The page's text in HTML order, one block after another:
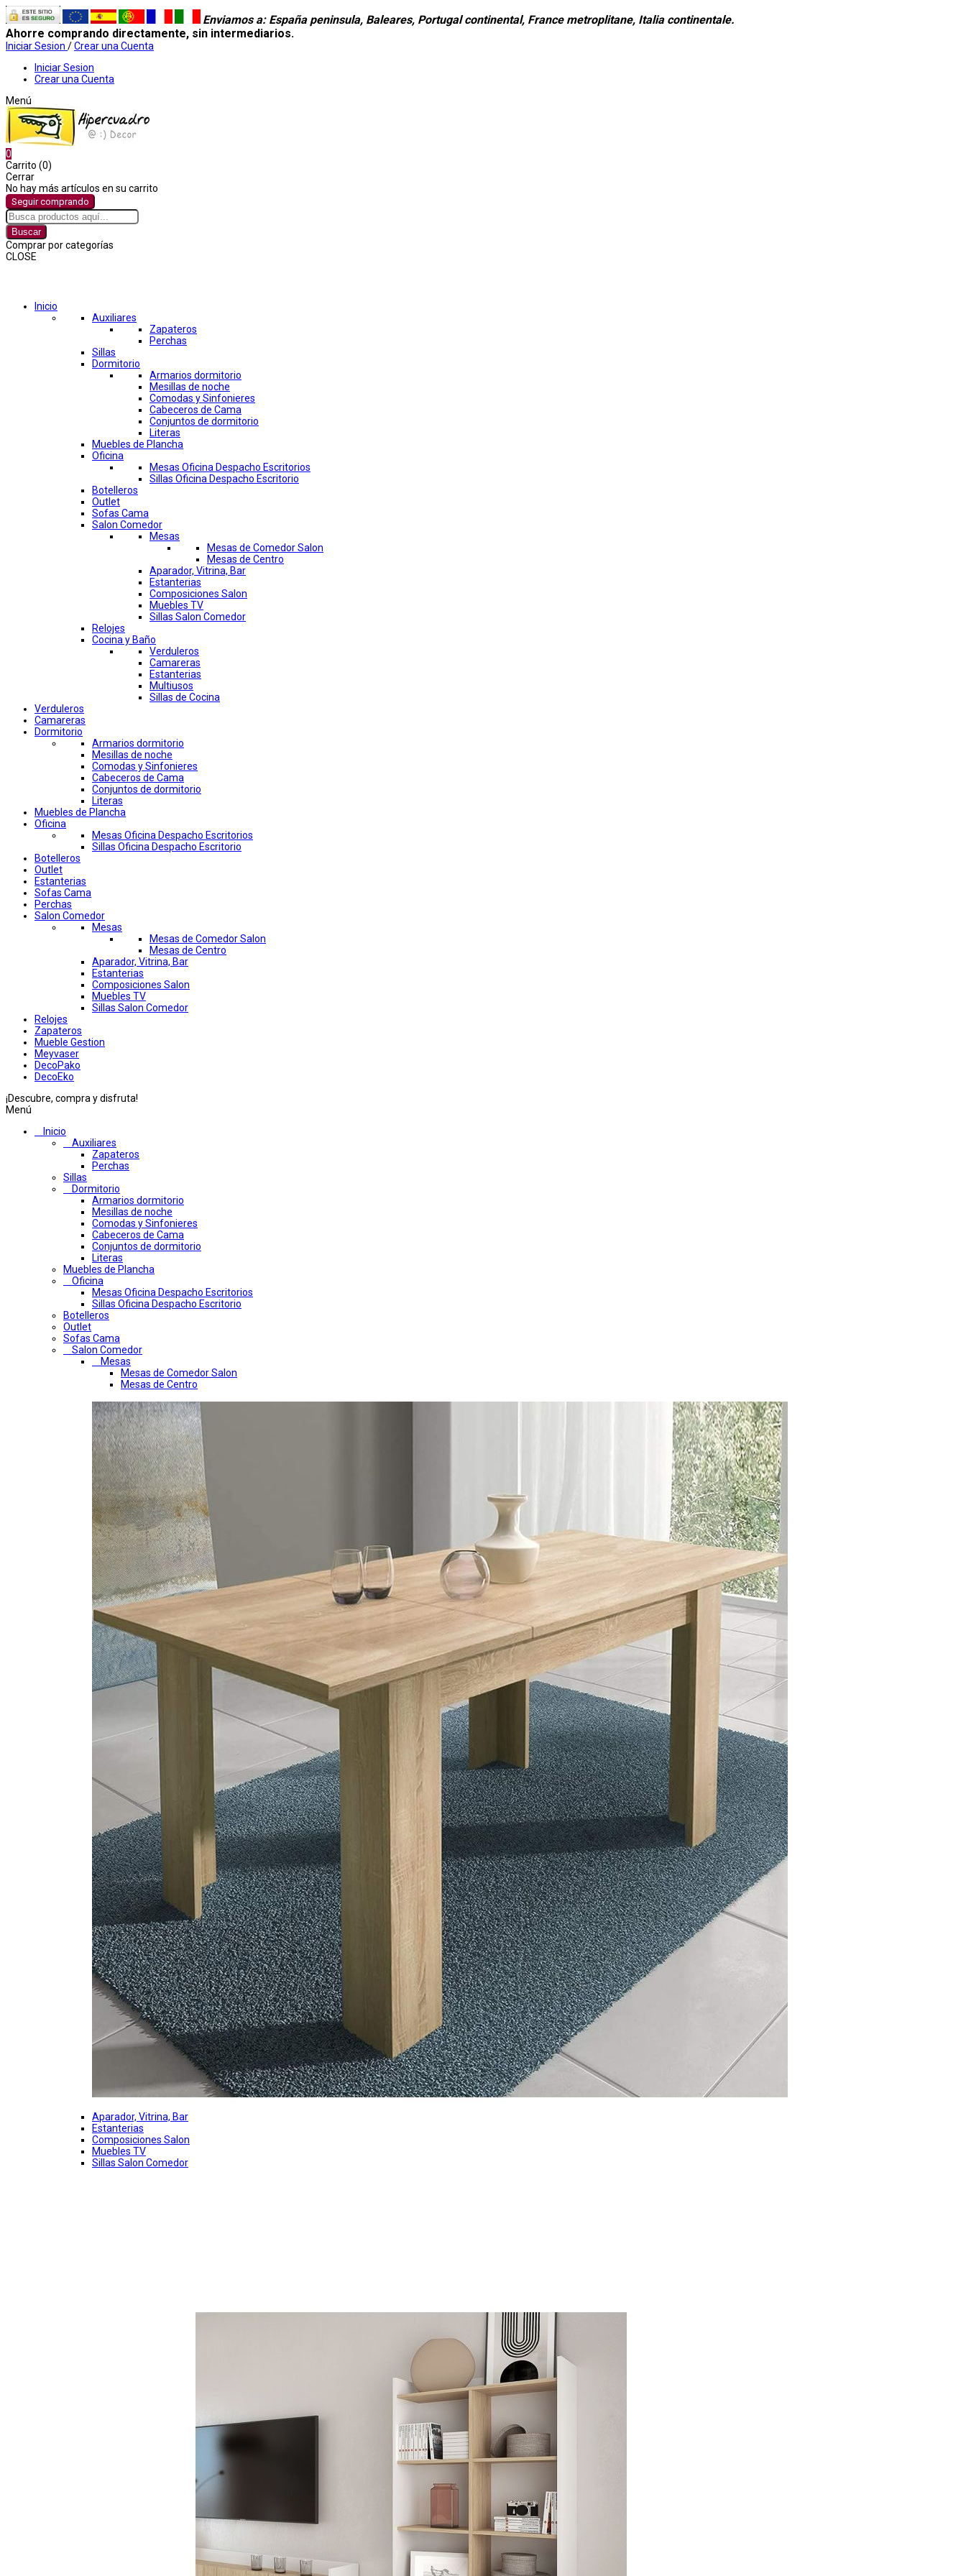
Enviamos a: España peninsula, Baleares, Portugal continental, France metroplitane, Italia continentale.
Ahorre comprando directamente, sin intermediarios.
Iniciar Sesion /Crear una Cuenta
Iniciar Sesion
Crear una Cuenta
Menú
0
Carrito (0)
Cerrar
No hay más artículos en su carrito
Seguir comprando
Buscar
Comprar por categorías
CLOSE
Inicio
Auxiliares
Zapateros
Perchas
Sillas
Dormitorio
Armarios dormitorio
Mesillas de noche
Comodas y Sinfonieres
Cabeceros de Cama
Conjuntos de dormitorio
Literas
Muebles de Plancha
Oficina
Mesas Oficina Despacho Escritorios
Sillas Oficina Despacho Escritorio
Botelleros
Outlet
Sofas Cama
Salon Comedor
Mesas
Mesas de Comedor Salon
Mesas de Centro
Aparador, Vitrina, Bar
Estanterias
Composiciones Salon
Muebles TV
Sillas Salon Comedor
Relojes
Cocina y Baño
Verduleros
Camareras
Estanterias
Multiusos
Sillas de Cocina
Verduleros
Camareras
Dormitorio
Armarios dormitorio
Mesillas de noche
Comodas y Sinfonieres
Cabeceros de Cama
Conjuntos de dormitorio
Literas
Muebles de Plancha
Oficina
Mesas Oficina Despacho Escritorios
Sillas Oficina Despacho Escritorio
Botelleros
Outlet
Estanterias
Sofas Cama
Perchas
Salon Comedor
Mesas
Mesas de Comedor Salon
Mesas de Centro
Aparador, Vitrina, Bar
Estanterias
Composiciones Salon
Muebles TV
Sillas Salon Comedor
Relojes
Zapateros
Mueble Gestion
Meyvaser
DecoPako
DecoEko
¡Descubre, compra y disfruta!
Menú
Inicio
Auxiliares
Zapateros
Perchas
Sillas
Dormitorio
Armarios dormitorio
Mesillas de noche
Comodas y Sinfonieres
Cabeceros de Cama
Conjuntos de dormitorio
Literas
Muebles de Plancha
Oficina
Mesas Oficina Despacho Escritorios
Sillas Oficina Despacho Escritorio
Botelleros
Outlet
Sofas Cama
Salon Comedor
Mesas
Mesas de Comedor Salon
Mesas de Centro
Aparador, Vitrina, Bar
Estanterias
Composiciones Salon
Muebles TV
Sillas Salon Comedor